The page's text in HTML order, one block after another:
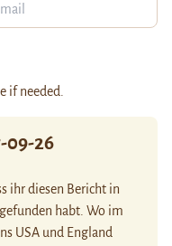
if needed.
09-26
ihr diesen Bericht in
habt. Wo im
USA und England